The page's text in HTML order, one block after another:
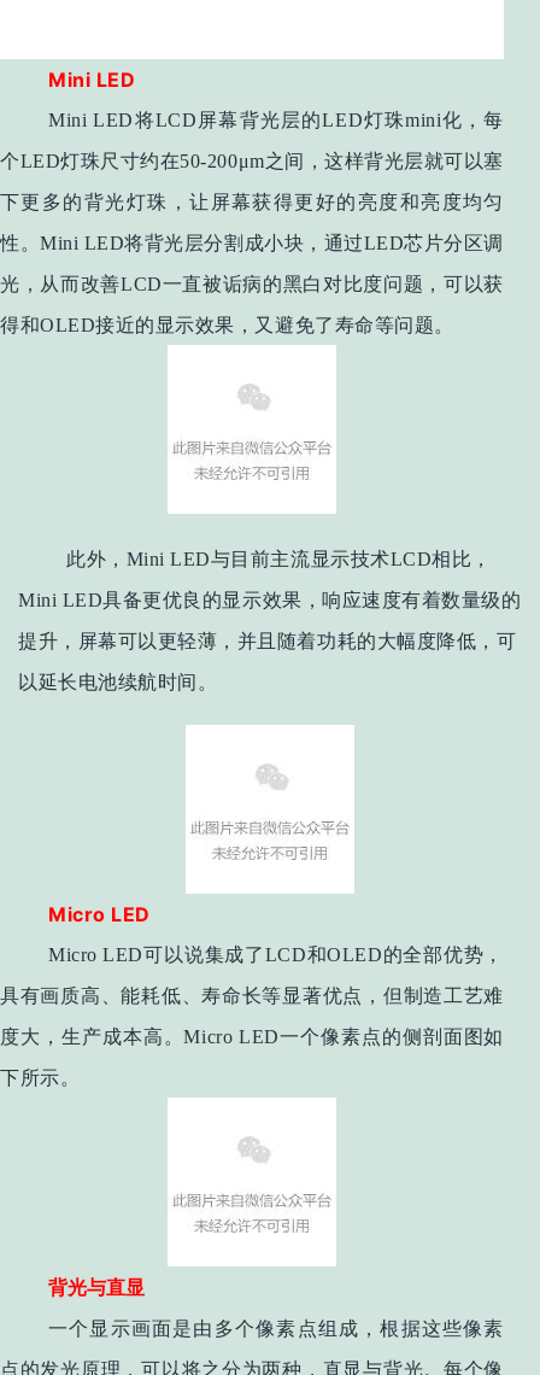
Mini LED
Mini LED将LCD屏幕背光层的LED灯珠mini化，每
个LED灯珠尺寸约在50-200μm之间，这样背光层就可以塞
下更多的背光灯珠，让屏幕获得更好的亮度和亮度均匀
性。Mini LED将背光层分割成小块，通过LED芯片分区调
光，从而改善LCD一直被诟病的黑白对比度问题，可以获
得和OLED接近的显示效果，又避免了寿命等问题。
此外，Mini LED与目前主流显示技术LCD相比，
Mini LED具备更优良的显示效果，响应速度有着数量级的
提升，屏幕可以更轻薄，并且随着功耗的大幅度降低，可
以延长电池续航时间。
Micro LED
Micro LED可以说集成了LCD和OLED的全部优势，
具有画质高、能耗低、寿命长等显著优点，但制造工艺难
度大，生产成本高。Micro LED一个像素点的侧剖面图如
下所示。
背光与直显
一个显示画面是由多个像素点组成，根据这些像素
点的发光原理，可以将之分为两种，直显与背光。每个像